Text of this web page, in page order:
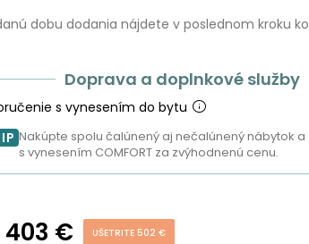
dobu dodania nájdete v poslednom kroku
Doprava a doplnkové služby
s vynesením do bytu
Nakúpte spolu čalúnený aj nečalúnený nábytok
s vynesením COMFORT za zvýhodnenú cenu.
403 € UŠETRITE 502 €